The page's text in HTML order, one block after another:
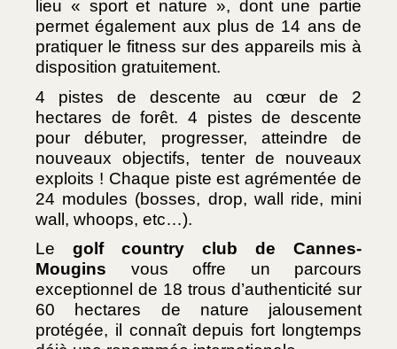
lieu « sport et nature », dont une partie
permet également aux plus de 14 ans de
pratiquer le fitness sur des appareils mis à
disposition gratuitement.
4 pistes de descente au cœur de 2
hectares de forêt. 4 pistes de descente
pour débuter, progresser, atteindre de
nouveaux objectifs, tenter de nouveaux
exploits ! Chaque piste est agrémentée de
24 modules (bosses, drop, wall ride, mini
wall, whoops, etc…).
Le golf country club de Cannes-
Mougins vous offre un parcours
exceptionnel de 18 trous d’authenticité sur
60 hectares de nature jalousement
protégée, il connaît depuis fort longtemps